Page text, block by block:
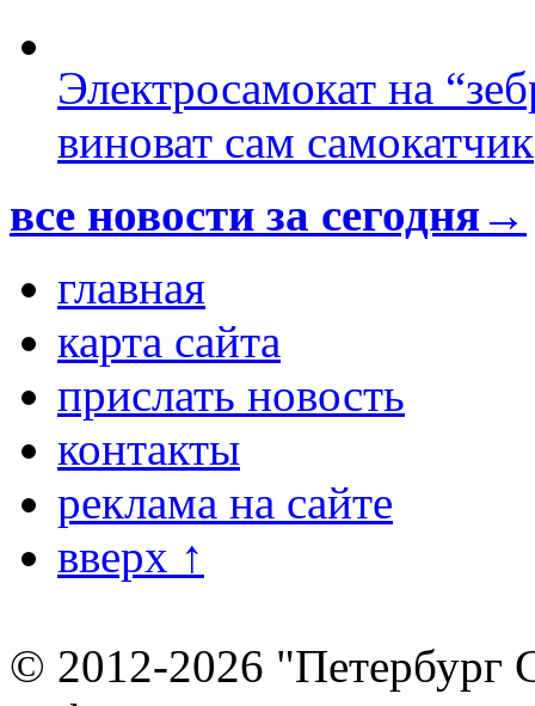
Электросамокат на
виноват сам самокатчик
все новости за сегодня→
главная
карта сайта
прислать новость
контакты
реклама на сайте
вверх ↑
© 2012-2026 "Петербург